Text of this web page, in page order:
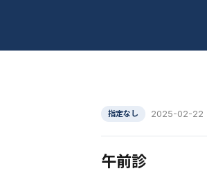
指定なし 2025-02-22
午前診